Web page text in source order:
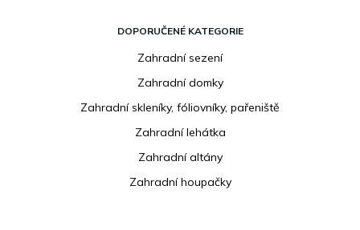
DOPORUČENÉ KATEGORIE
Zahradní sezení
Zahradní domky
Zahradní skleníky, fóliovníky, pařeniště
Zahradní lehátka
Zahradní altány
Zahradní houpačky